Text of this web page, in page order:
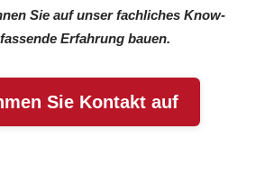
Sie auf unser fachliches Know-
Erfahrung bauen.
Sie Kontakt auf